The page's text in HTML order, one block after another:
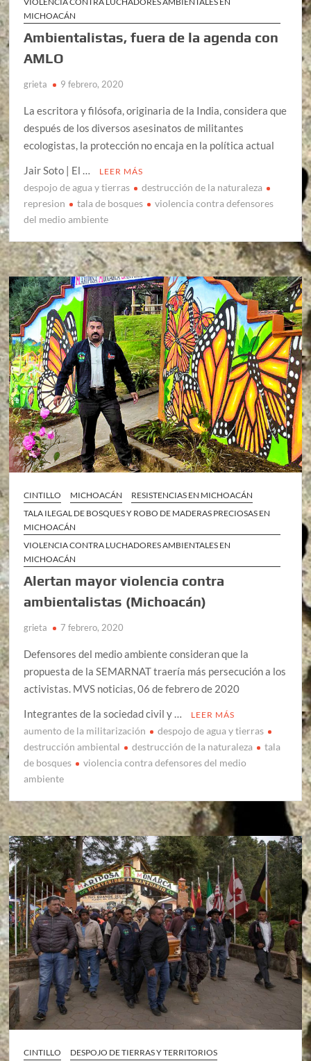
MICHOACÁN
Ambientalistas, fuera de la agenda con
AMLO
grieta 9 febrero, 2020
La escritora y filósofa, originaria de la India, considera que
después de los diversos asesinatos de militantes
ecologistas, la protección no encaja en la política actual
Jair Soto | El …
LEER MÁS
despojo de agua y tierras
destrucción de la naturaleza
represion
tala de bosques
violencia contra defensores
del medio ambiente
CINTILLO MICHOACÁN
RESISTENCIAS EN MICHOACÁN
TALA ILEGAL DE BOSQUES Y ROBO DE MADERAS PRECIOSAS EN
MICHOACÁN
VIOLENCIA CONTRA LUCHADORES AMBIENTALES EN
MICHOACÁN
Alertan mayor violencia contra
ambientalistas (Michoacán)
grieta 7 febrero, 2020
Defensores del medio ambiente consideran que la
propuesta de la SEMARNAT traería más persecución a los
activistas. MVS noticias, 06 de febrero de 2020
Integrantes de la sociedad civil y …
LEER MÁS
aumento de la militarización
despojo de agua y tierras
destrucción ambiental
destrucción de la naturaleza
tala
de bosques
violencia contra defensores del medio
ambiente
CINTILLO
DESPOJO DE TIERRAS Y TERRITORIOS